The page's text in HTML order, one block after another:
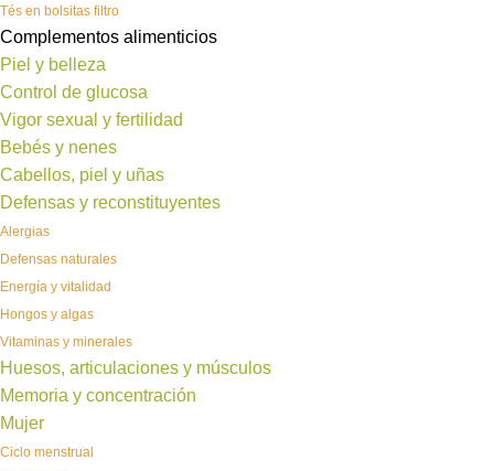
Tés en bolsitas filtro
Complementos alimenticios
Piel y belleza
Control de glucosa
Vigor sexual y fertilidad
Bebés y nenes
Cabellos, piel y uñas
Defensas y reconstituyentes
Alergias
Defensas naturales
Energía y vitalidad
Hongos y algas
Vitaminas y minerales
Huesos, articulaciones y músculos
Memoria y concentración
Mujer
Ciclo menstrual